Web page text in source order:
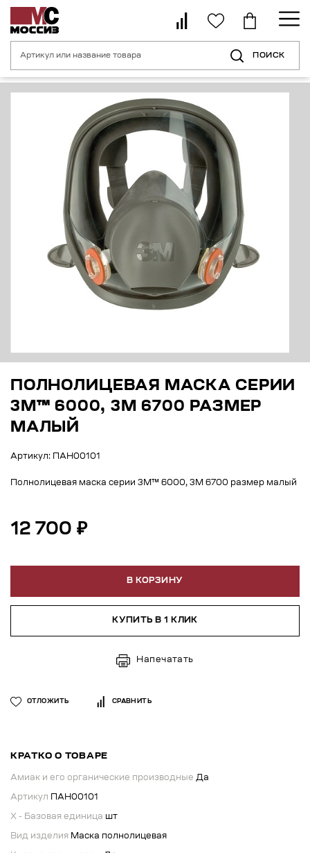
ПОИСК
Главная страница Средства индивидуальной защиты
ПОЛНОЛИЦЕВАЯ МАСКА СЕРИИ
3М™ 6000, 3М 6700 РАЗМЕР
МАЛЫЙ
Артикул: ПАН00101
Полнолицевая маска серии 3М™ 6000, 3М 6700 размер малый
12 700 ₽
В КОРЗИНУ
КУПИТЬ В 1 КЛИК
Напечатать
ОТЛОЖИТЬ СРАВНИТЬ
КРАТКО О ТОВАРЕ
Амиак и его органические производные Да
Артикул ПАН00101
X - Базовая единица шт
Вид изделия Маска полнолицевая